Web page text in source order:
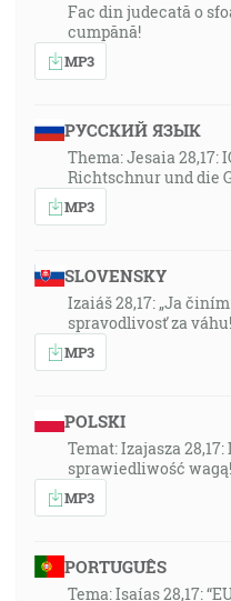
Fac din judecată o
cumpănă!
MP3
РУССКИЙ ЯЗЫК
Thema: Jesaia 28,17:
Richtschnur und die
MP3
SLOVENSKY
Izaiáš 28,17: „Ja
spravodlivosť za
MP3
POLSKI
Temat: Izajasza
sprawiedliwość wagą!
MP3
PORTUGUÊS
Tema: Isaías 28,17: